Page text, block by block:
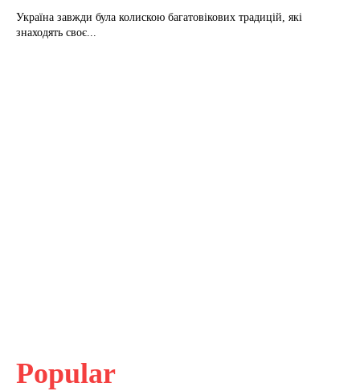
Україна завжди була колискою багатовікових традицій, які
знаходять своє...
Popular